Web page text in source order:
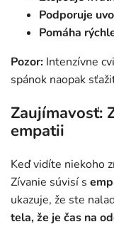
Podporuje
Pomáha
Pozor: Intenzívne
spánok naopak
Zaujímavosť:
empatii
Keď vidíte niekoho
Zívanie súvisí s
ukazuje, že ste
tela, že je čas na